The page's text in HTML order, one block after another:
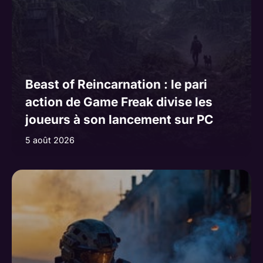
Beast of Reincarnation : le pari
action de Game Freak divise les
joueurs à son lancement sur PC
5 août 2026